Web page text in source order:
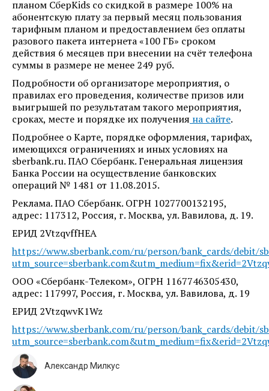
планом СберKids со скидкой в размере 100% на
абонентскую плату за первый месяц пользования
тарифным планом и предоставлением без оплаты
разового пакета интернета «100 ГБ» сроком
действия 6 месяцев при внесении на счёт телефона
суммы в размере не менее 249 руб.
Подробности об организаторе мероприятия, о
правилах его проведения, количестве призов или
выигрышей по результатам такого мероприятия,
сроках, месте и порядке их получения на сайте.
Подробнее о Карте, порядке оформления, тарифах,
имеющихся ограничениях и иных условиях на
sberbank.ru. ПАО Сбербанк. Генеральная лицензия
Банка России на осуществление банковских
операций № 1481 от 11.08.2015.
Реклама. ПАО Сбербанк. ОГРН 1027700132195,
адрес: 117312, Россия, г. Москва, ул. Вавилова, д. 19.
ЕРИД 2VtzqvffHEA
https://www.sberbank.com/ru/person/bank_cards/debit/
ООО «Сбербанк-Телеком», ОГРН 1167746305430,
адрес: 117997, Россия, г. Москва, ул. Вавилова, д. 19
ЕРИД 2VtzqwvK1Wz
https://www.sberbank.com/ru/person/bank_cards/debit/
Александр Милкус